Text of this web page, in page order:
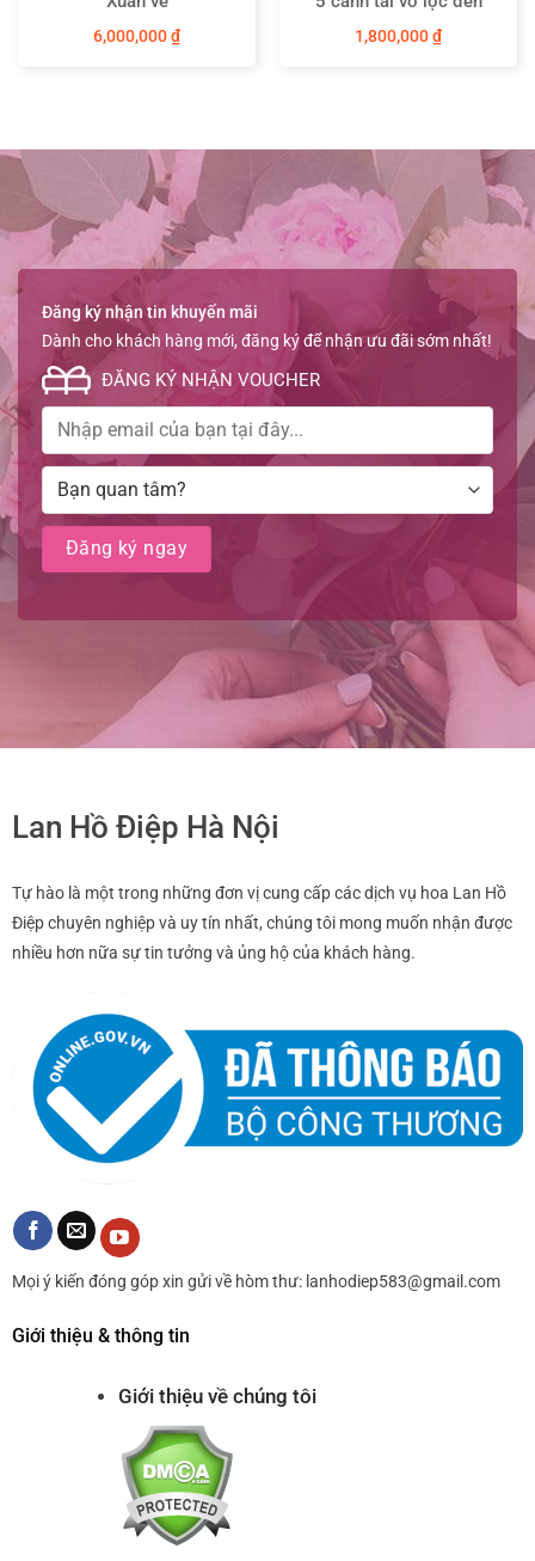
6,000,000₫ 1,800,000₫
Đăng ký nhận tin khuyến mãi
Dành cho khách hàng mới, đăng ký để nhận ưu đãi sớm nhất!
ĐĂNG KÝ NHẬN VOUCHER
Lan Hồ Điệp Hà Nội
Tự hào là một trong những đơn vị cung cấp các dịch vụ hoa Lan Hồ
Điệp chuyên nghiệp và uy tín nhất, chúng tôi mong muốn nhận được
nhiều hơn nữa sự tin tưởng và ủng hộ của khách hàng.
Mọi ý kiến đóng góp xin gửi về hòm thư: lanhodiep583@gmail.com
Giới thiệu & thông tin
Giới thiệu về chúng tôi